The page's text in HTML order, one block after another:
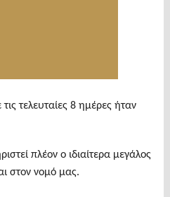
τελευταίες 8 ημέρες ήταν
πλέον ο ιδιαίτερα μεγάλος
στον νομό μας.